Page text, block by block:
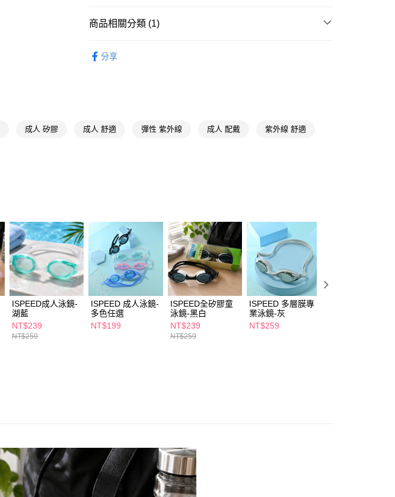
１．簡單：不需註冊會員、不需綁卡、不需儲值。
２．便利：只要手機號碼，簡訊認證，即可結帳。
【「AFTEE先享後付」結帳流程】
※ 請注意：結帳手續完成當下不需立刻繳費，但若您需要取消訂單，請聯
交易，需依本服務之必要範圍內提供個人資料，並將交易相關給付款項請
求債權轉讓予恩沛科技股份有限公司。
２．關於個人資料處理事宜，請瀏覽以下網址：
https://aftee.tw/terms/#terms3
３．未成年的使用者請事先徵得法定代理人或監護人之同意方可使用
「AFTEE先享後付」，若未經同意申辦者引起之損失，本公司不負相關責
任。
４．使用「AFTEE先享後付」時，將依據個別帳號之用戶狀況，依本公司
即時審查核予不同之上限額度；若仍有額度不足之情形，本公司將視審查
結果請求用戶進行身份認證。
５．嚴禁一人註冊多個帳號或使用他人資訊註冊。若發現惡意使用之情
形，恩沛科技股份有限公司將有權停止該用戶之使用額度並採取法律行
全家取貨付款
萊爾富取貨付款
每筆NT$65，滿NT$490(含以上)免運費
付款後7-11取貨
每筆NT$65，滿NT$490(含以上)免運費
宅配(本島)
每筆NT$100，滿NT$790(含以上)免運費
付款後寶雅門市自取(由倉庫統一出貨)
每筆NT$80，滿NT$290(含以上)免運費
商品相關分類 (1)
分享
成人 矽膠 成人 舒適 彈性 紫外線 成人 配戴 紫外線 舒適
ISPEED成人泳鏡-
湖藍
NT$239
NT$259
ISPEED 成人泳鏡-
多色任選
NT$199
ISPEED全矽膠童
泳鏡-黑白
NT$239
NT$259
ISPEED 多層膜專
業泳鏡-灰
NT$259